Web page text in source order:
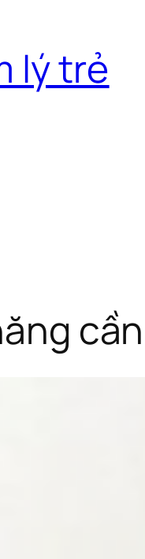
lý trẻ